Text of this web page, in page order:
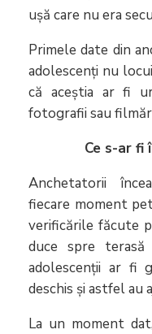
ușă care nu era
Primele date din
adolescenți nu
că aceștia ar fi
fotografii sau
Ce s-ar fi
Anchetatorii
fiecare moment
verificările făcute
duce spre
adolescenții ar fi
deschis și astfel au
La un moment